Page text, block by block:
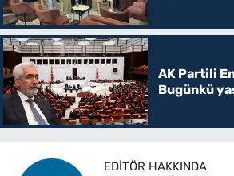
AK Partili
Bugünkü
EDITÖR HAKKINDA